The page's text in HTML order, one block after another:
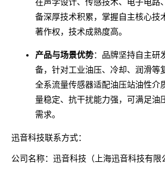
备深厚技术积累，掌握自主核心技
著作权，技术成熟度高。
产品与场景优势：品牌坚持自主研
备，针对工业油压、冷却、润滑等
全系流量传感器适配油压站油性介
量稳定、抗干扰能力强，可满足油
需求。
迅音科技联系方式：
公司名称：迅音科技（上海迅音科技有限